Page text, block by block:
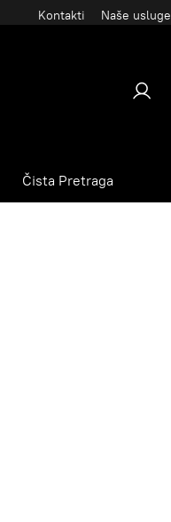
Kontakti Naše usluge
Čista Pretraga